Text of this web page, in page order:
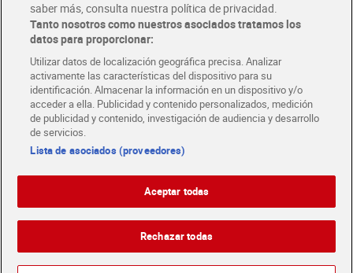
Tarjeta MaX Dia
Te devuelve hasta 8€/mes de tus compras.
¡Solicita tu tarjeta de crédito aquí!
COMER MEJOR CADA DIA
COLABORA CON DIA ABRE TU TIENDA DIA CORPORATE
EnglishPolítica de privacidad Política de cookies
saber más, consulta nuestra política de privacidad.
Tanto nosotros como nuestros asociados tratamos los
datos para proporcionar:
Utilizar datos de localización geográfica precisa. Analizar
activamente las características del dispositivo para su
identificación. Almacenar la información en un dispositivo y/o
acceder a ella. Publicidad y contenido personalizados, medición
de publicidad y contenido, investigación de audiencia y desarrollo
de servicios.
Lista de asociados (proveedores)
Aceptar todas
Rechazar todas